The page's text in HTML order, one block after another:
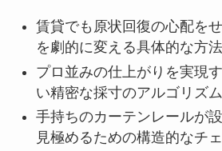
賃貸でも原状回復の心配を
を劇的に変える具体的な方法
プロ並みの仕上がりを実現
い精密な採寸のアルゴリズム
手持ちのカーテンレールが
見極めるための構造的なチ